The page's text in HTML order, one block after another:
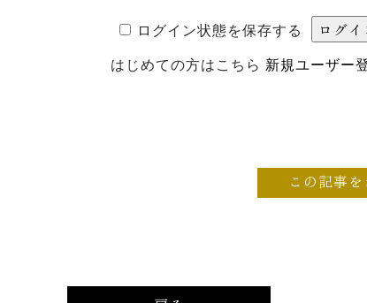
ログイン状態を保存する
はじめての方はこちら 新規ユーザー
この記事